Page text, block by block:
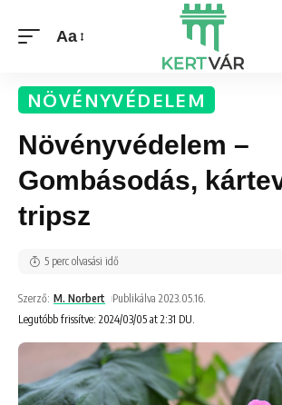
Aa
NÖVÉNYVÉDELEM
Növényvédelem –
Gombásodás,
tripsz
Legutóbb frissítve: 2024/03/05 at 2:31 DU.
Szerző: M. Norbert Publikálva 2023.05.16.
5 perc olvasási idő